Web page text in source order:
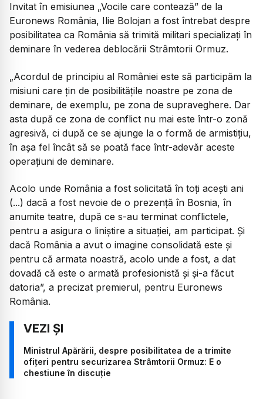
Invitat în emisiunea „Vocile care contează” de la
Euronews România, Ilie Bolojan a fost întrebat despre
posibilitatea ca România să trimită militari specializați în
deminare în vederea deblocării Strâmtorii Ormuz.
„Acordul de principiu al României este să participăm la
misiuni care ţin de posibilitățile noastre pe zona de
deminare, de exemplu, pe zona de supraveghere. Dar
asta după ce zona de conflict nu mai este într-o zonă
agresivă, ci după ce se ajunge la o formă de armistiţiu,
în aşa fel încât să se poată face într-adevăr aceste
operaţiuni de deminare.
Acolo unde România a fost solicitată în toţi aceşti ani
(...) dacă a fost nevoie de o prezenţă în Bosnia, în
anumite teatre, după ce s-au terminat conflictele,
pentru a asigura o liniştire a situaţiei, am participat. Şi
dacă România a avut o imagine consolidată este şi
pentru că armata noastră, acolo unde a fost, a dat
dovadă că este o armată profesionistă şi şi-a făcut
datoria”, a precizat premierul, pentru Euronews
România.
Ministrul Apărării, despre posibilitatea de a trimite
ofițeri pentru securizarea Strâmtorii Ormuz: E o
chestiune în discuție